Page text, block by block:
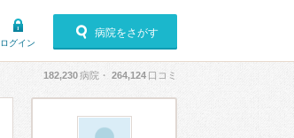
ログイン
病院をさがす
182,230病院・ 264,124 口コミ